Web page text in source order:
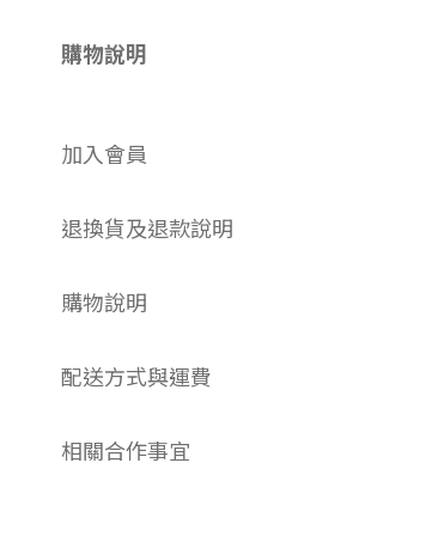
購物說明
加入會員
退換貨及退款說明
購物說明
配送方式與運費
相關合作事宜